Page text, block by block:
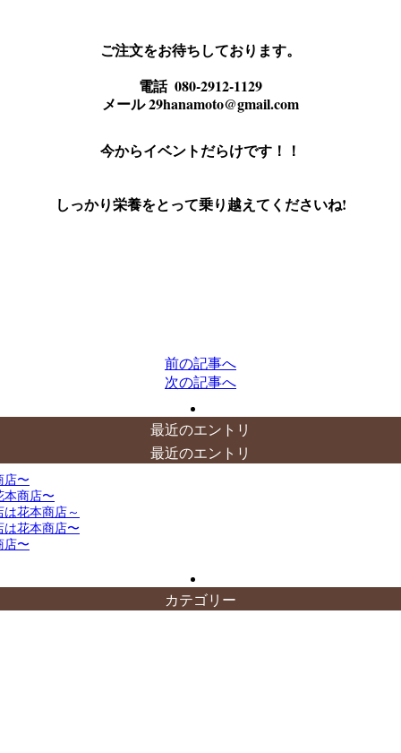
ご注文をお待ちしております。
電話  080-2912-1129
今からイベントだらけです！！
前の記事へ
次の記事へ
最近のエントリ
最近のエントリ
店〜
本商店〜
花本商店～
は花本商店〜
店〜
カテゴリー